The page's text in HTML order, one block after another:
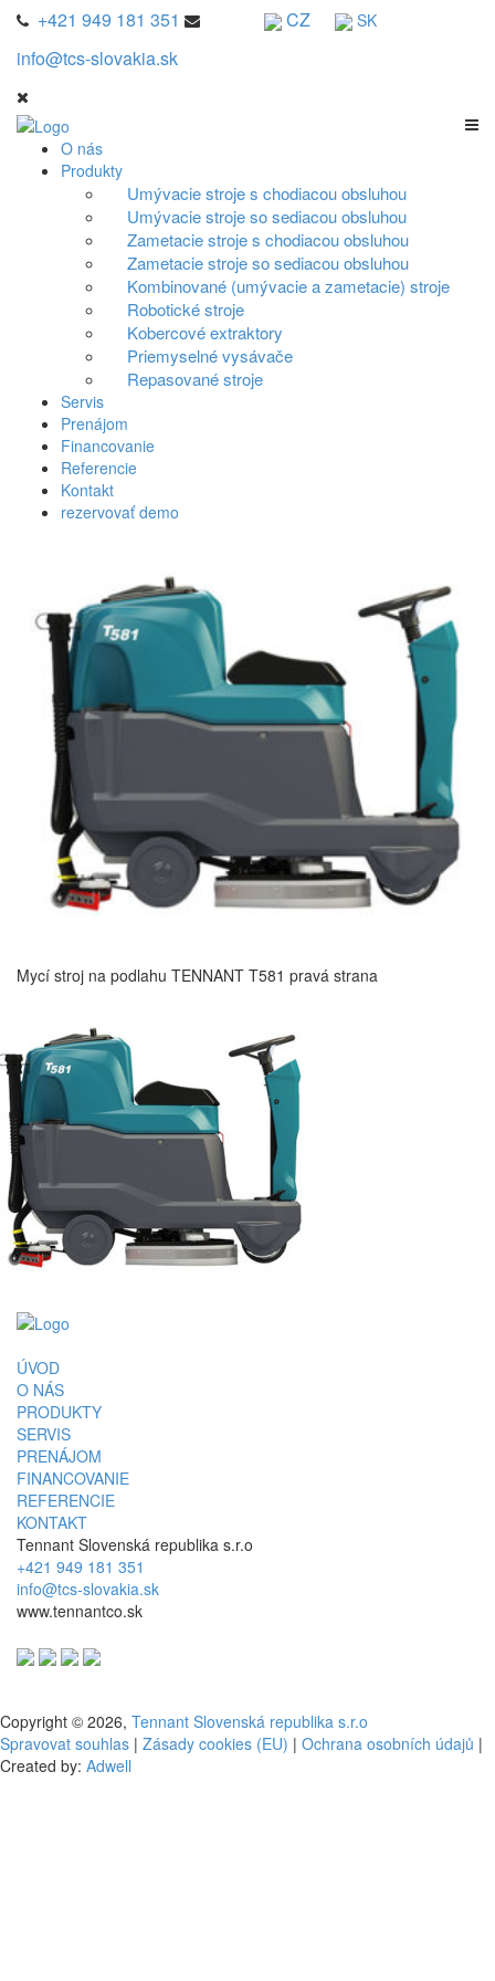
+421 949 181 351
info@tcs-slovakia.sk
CZ SK
O nás
Produkty
Umývacie stroje s chodiacou obsluhou
Umývacie stroje so sediacou obsluhou
Zametacie stroje s chodiacou obsluhou
Zametacie stroje so sediacou obsluhou
Kombinované (umývacie a zametacie) stroje
Robotické stroje
Kobercové extraktory
Priemyselné vysávače
Repasované stroje
Servis
Prenájom
Financovanie
Referencie
Kontakt
rezervovať demo
Mycí stroj na podlahu TENNANT T581 pravá strana
ÚVOD
O NÁS
PRODUKTY
SERVIS
PRENÁJOM
FINANCOVANIE
REFERENCIE
KONTAKT
Tennant Slovenská republika s.r.o
+421 949 181 351
info@tcs-slovakia.sk
www.tennantco.sk
Copyright © 2026, Tennant Slovenská republika s.r.o
Spravovat souhlas | Zásady cookies (EU) | Ochrana osobních údajů |
Created by: Adwell